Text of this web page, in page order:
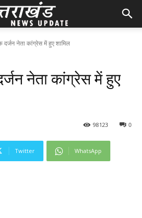
नेता कांग्रेस में हुए शामिल
नेता कांग्रेस में हुए
0
98123
Twitter WhatsApp